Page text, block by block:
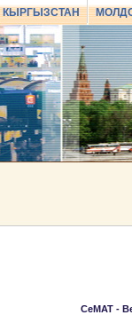
КЫРГЫЗСТАН
CeMAT -